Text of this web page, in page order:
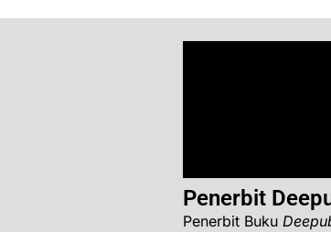
Penerbit
Penerbit Buku